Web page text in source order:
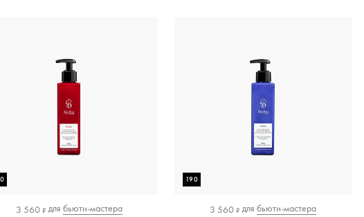
3 560 ₽ для бьюти-мастера
190
3 560 ₽ для бьюти-мастера